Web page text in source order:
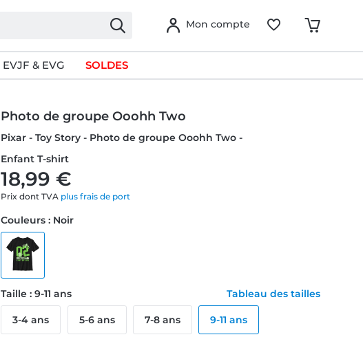
Mon compte
EVJF & EVG SOLDES
Photo de groupe Ooohh Two
Pixar - Toy Story - Photo de groupe Ooohh Two -
Enfant T-shirt
18,99 €
Prix dont TVA plus frais de port
Couleurs : Noir
Taille : 9-11 ans Tableau des tailles
3-4 ans 5-6 ans 7-8 ans 9-11 ans